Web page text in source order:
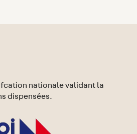
nationale validant la
dispensées.